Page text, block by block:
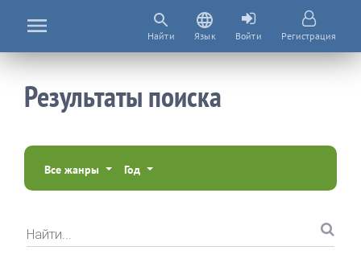
Найти Язык Войти Регистрация
Результаты поиска
Все жанры Год
Найти...